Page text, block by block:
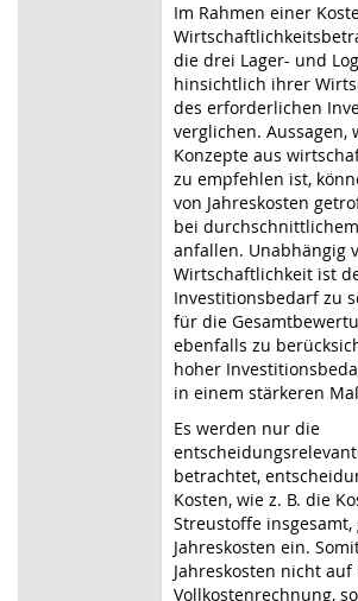
Im Rahmen einer
die drei Lager- und
hinsichtlich ihrer
des erforderlichen
verglichen. Aussagen,
Konzepte aus
zu empfehlen ist,
von Jahreskosten
bei
anfallen. Unabhängig
Wirtschaftlichkeit ist
Investitionsbedarf zu
für die
ebenfalls zu
hoher
in einem stärkeren
Es werden nur die
betrachtet,
Kosten, wie z. B. die
Streustoffe
Jahreskosten ein.
Jahreskosten nicht auf
Vollkostenrechnung,